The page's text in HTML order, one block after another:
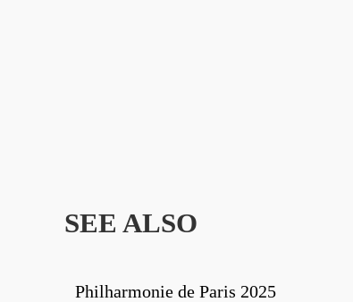
SEE ALSO
Philharmonie de Paris 2025